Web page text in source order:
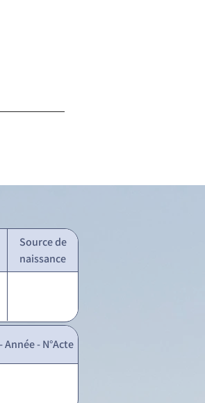
Source de
naissance
- N°Acte